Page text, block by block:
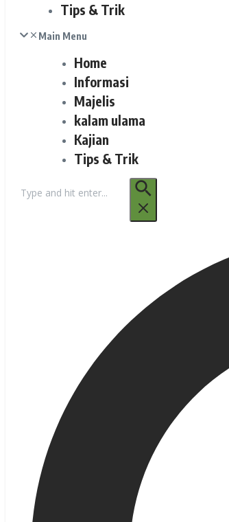
Tips & Trik
Main Menu
Home
Informasi
Majelis
kalam ulama
Kajian
Tips & Trik
untuk: